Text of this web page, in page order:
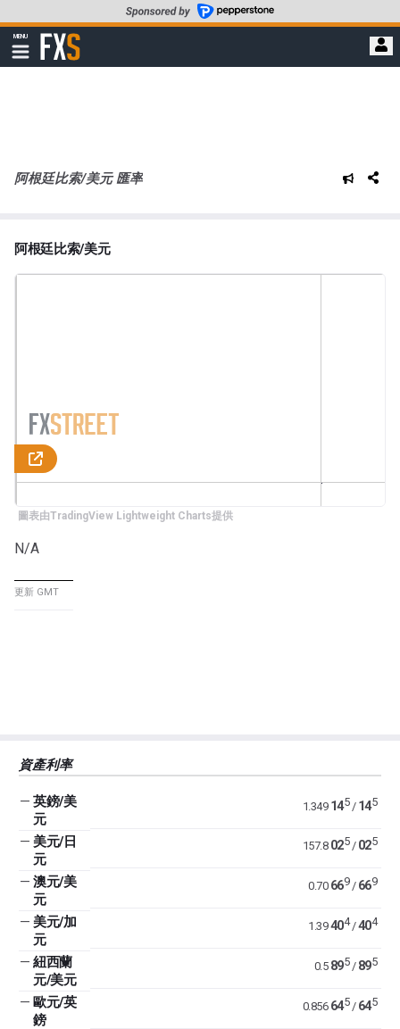
至
要
MENU
顯
示
FXStreet
阿根廷比索/美元 匯率
阿根廷比索/美元
圖表由TradingView Lightweight Charts提供
N/A
更新 GMT
資產利率
— 英鎊/美
元
1.349 145/ 145
— 美元/日
元
157.8 025/ 025
— 澳元/美
元
0.70 669/ 669
— 美元/加
元
1.39 404/404
— 紐西蘭
元/美元
0.5 895/ 895
— 歐元/英
鎊
0.856 645/ 645